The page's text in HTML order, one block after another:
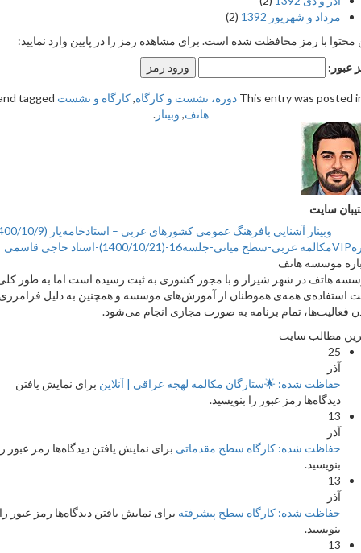
مرداد و شهریور 1392
(2)
با رمز محافظت شده است. برای مشاهده رمز را در پایین وارد نمایید:
This entry wasدوره، نشست و کارگاه,کارگاه و نشستand tagged
هاتف, وبینار.
سایت
وبینار آشنایی بافرهنگ عمومی کشورهای عربی – استادخامه‌یار (1400/10/9)
موسسه هاتف
هاتف در شهر شیراز و با مجوز کشوری به ثبت رسیده است اما به طور کلی
همه‌ی هموطنان از آموزش‌های موسسه و همچنین به دلیل فرامرزی
تمام برنامه به صورت مجازی انجام می‌شود.
مطالب سایت
25
آذر
حفاظت شده: 🌟ستارگان مکالمه لهجه عراقی | آنلاینبرای نمایش یافتن
دیدگاه‌ها رمز عبور را بنویسید.
13
آذر
حفاظت شده: کارگاه سطح مقدماتیبرای نمایش یافتن دیدگاه‌ها رمز عبور را
بنویسید.
13
آذر
حفاظت شده: کارگاه سطح پیشرفتهبرای نمایش یافتن دیدگاه‌ها رمز عبور را
بنویسید.
13